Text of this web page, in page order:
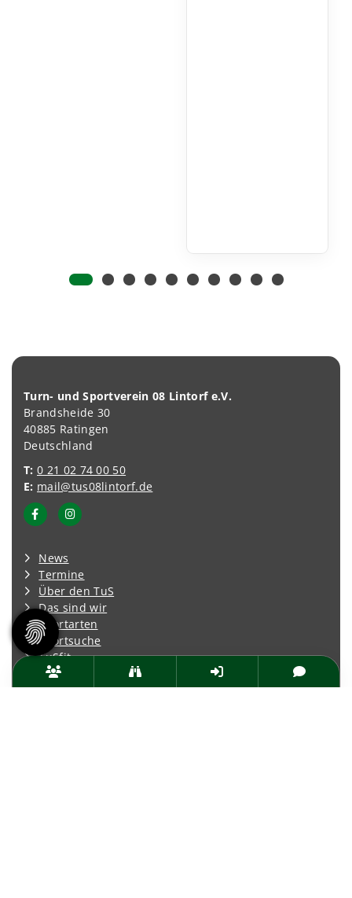
Turn- und Sportverein 08 Lintorf e.V.
Brandsheide 30
40885 Ratingen
Deutschland
T: 0 21 02 74 00 50
E: mail@tus08lintorf.de
News
Termine
Über den TuS
Das sind wir
Sportarten
Sportsuche
TuSfit